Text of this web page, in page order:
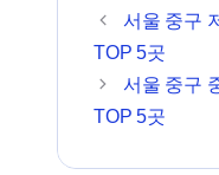
서울 중구
TOP 5곳
서울 중구
TOP 5곳